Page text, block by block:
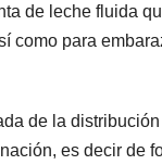
de leche fluida
como para
de la
es decir de